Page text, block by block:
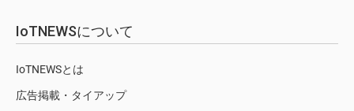
IoTNEWSについて
IoTNEWSとは
広告掲載・タイアップ